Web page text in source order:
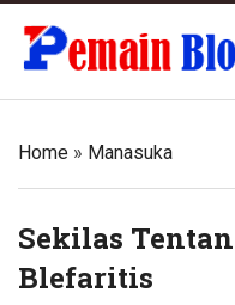
Home » Manasuka
Sekilas
Blefaritis